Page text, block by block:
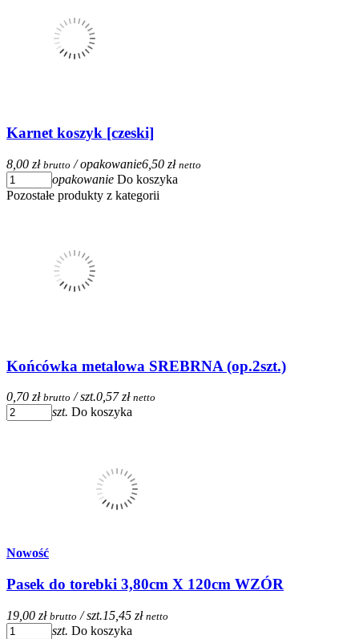
Karnet koszyk [czeski]
8,00 zł brutto / opakowanie6,50 zł netto
opakowanie Do koszyka
Pozostałe produkty z kategorii
Końcówka metalowa SREBRNA (op.2szt.)
0,70 zł brutto / szt.0,57 zł netto
szt. Do koszyka
Nowość
Pasek do torebki 3,80cm X 120cm WZÓR
19,00 zł brutto / szt.15,45 zł netto
szt. Do koszyka